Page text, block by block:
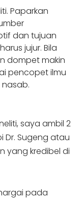
Paparkan
dan tujuan
jujur. Bila
dompet makin
pencopet ilmu
saya ambil 2
Dr. Sugeng atau
yang kredibel di
pada